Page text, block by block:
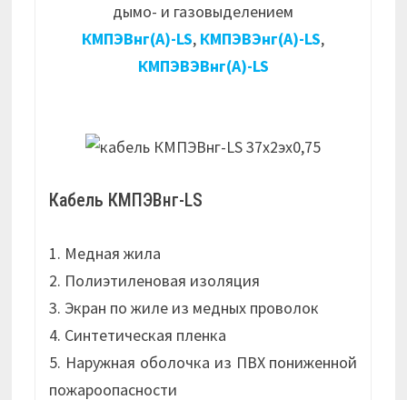
дымо- и газовыделением
КМПЭВнг(А)-LS, КМПЭВЭнг(А)-LS,
КМПЭВЭВнг(А)-LS
Кабель КМПЭВнг-LS
1. Медная жила
2. Полиэтиленовая изоляция
3. Экран по жиле из медных проволок
4. Синтетическая пленка
5. Наружная оболочка из ПВХ пониженной
пожароопасности